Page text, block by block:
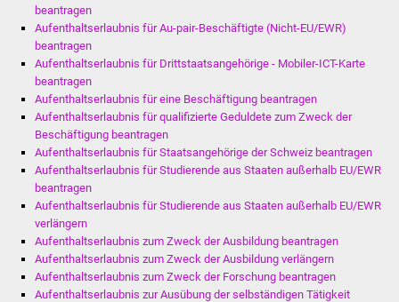
Stadtarchiv
Zehntscheuer
Bürgerhaus
Kulturhalle
Selbsteintrag Vereine
Beirat Süßener Vereine
beantragen
Aufenthaltserlaubnis für Au-pair-Beschäftigte (Nicht-EU/EWR)
beantragen
Aufenthaltserlaubnis für Drittstaatsangehörige - Mobiler-ICT-Karte
beantragen
Aufenthaltserlaubnis für eine Beschäftigung beantragen
Aufenthaltserlaubnis für qualifizierte Geduldete zum Zweck der
Beschäftigung beantragen
Aufenthaltserlaubnis für Staatsangehörige der Schweiz beantragen
Aufenthaltserlaubnis für Studierende aus Staaten außerhalb EU/EWR
beantragen
Aufenthaltserlaubnis für Studierende aus Staaten außerhalb EU/EWR
verlängern
Aufenthaltserlaubnis zum Zweck der Ausbildung beantragen
Aufenthaltserlaubnis zum Zweck der Ausbildung verlängern
Aufenthaltserlaubnis zum Zweck der Forschung beantragen
Aufenthaltserlaubnis zur Ausübung der selbständigen Tätigkeit